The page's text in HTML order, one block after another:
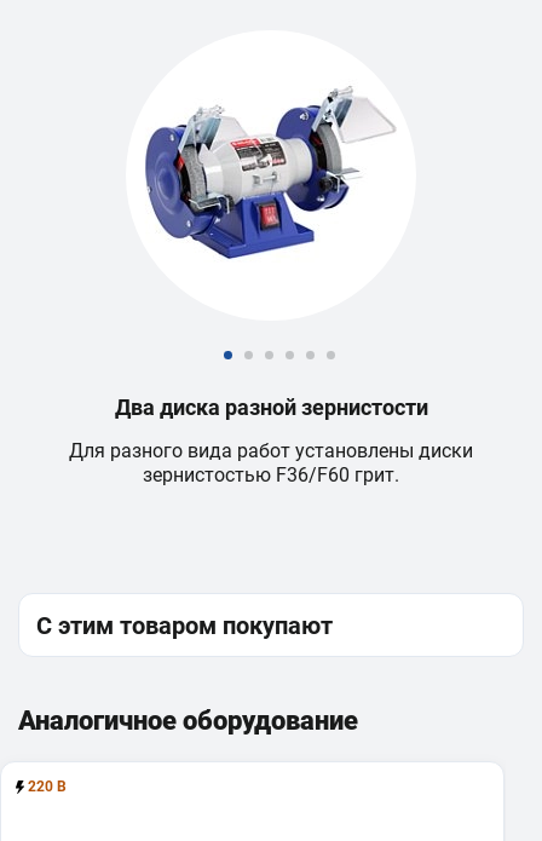
Два диска разной зернистости
Для разного вида работ установлены диски
зернистостью F36/F60 грит.
С этим товаром покупают
Аналогичное оборудование
220 В